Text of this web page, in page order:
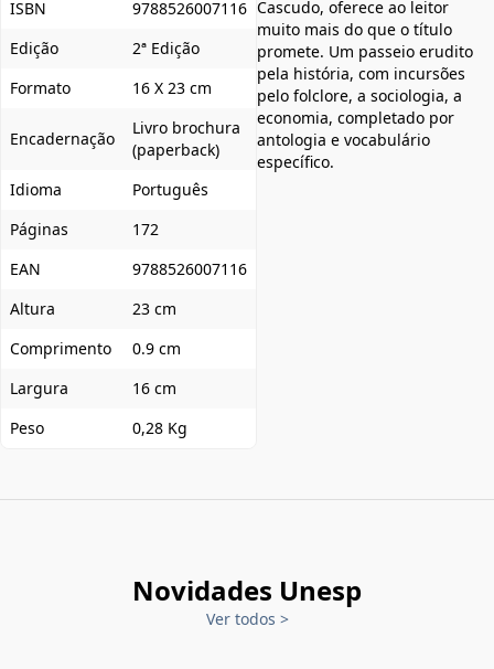
ISBN
9788526007116
Edição
2ª Edição
Formato
16 X 23 cm
Encadernação
Livro brochura
(paperback)
Idioma
Português
Páginas
172
EAN
9788526007116
Altura
23 cm
Comprimento
0.9 cm
Largura
16 cm
Peso
0,28 Kg
Cascudo, oferece ao leitor
muito mais do que o título
promete. Um passeio erudito
pela história, com incursões
pelo folclore, a sociologia, a
economia, completado por
antologia e vocabulário
específico.
Novidades Unesp
Ver todos >